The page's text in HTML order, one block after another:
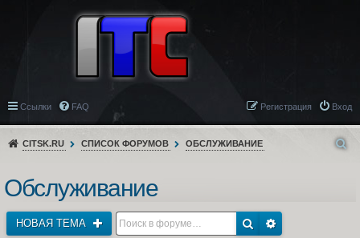
Ссылки FAQ Вход
Регистрация
CITSK.RU СПИСОК ФОРУМОВ ОБСЛУЖИВАНИЕ
Обслуживание
НОВАЯ ТЕМА